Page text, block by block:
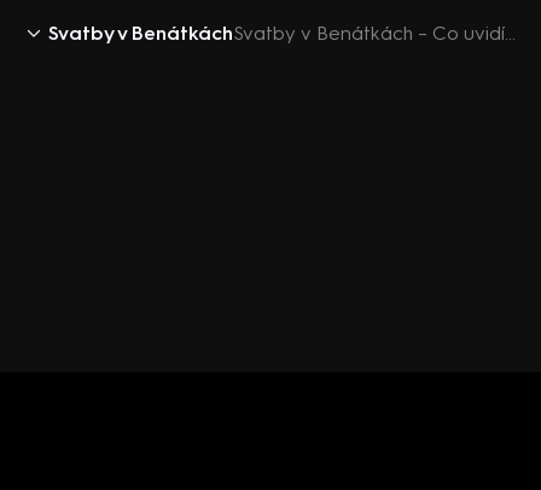
Svatby v Benátkách Svatby v Benátkách – Co uvidíte v 54. dílu?